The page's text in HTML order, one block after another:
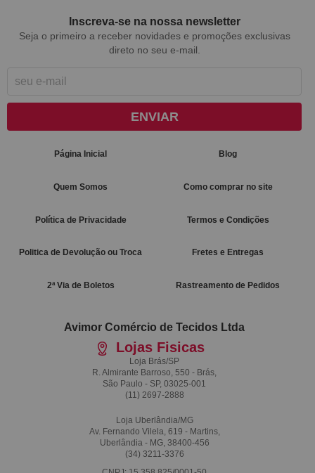
Inscreva-se na nossa newsletter
Seja o primeiro a receber novidades e promoções exclusivas
direto no seu e-mail.
ENVIAR
Página Inicial Blog
Quem Somos Como comprar no site
Política de Privacidade Termos e Condições
Politica de Devolução ou Troca Fretes e Entregas
2ª Via de Boletos Rastreamento de Pedidos
Avimor Comércio de Tecidos Ltda
Lojas Fisicas
Loja Brás/SP
R. Almirante Barroso, 550 - Brás,
São Paulo - SP, 03025-001
(11) 2697-2888
Loja Uberlândia/MG
Av. Fernando Vilela, 619 - Martins,
Uberlândia - MG, 38400-456
(34) 3211-3376